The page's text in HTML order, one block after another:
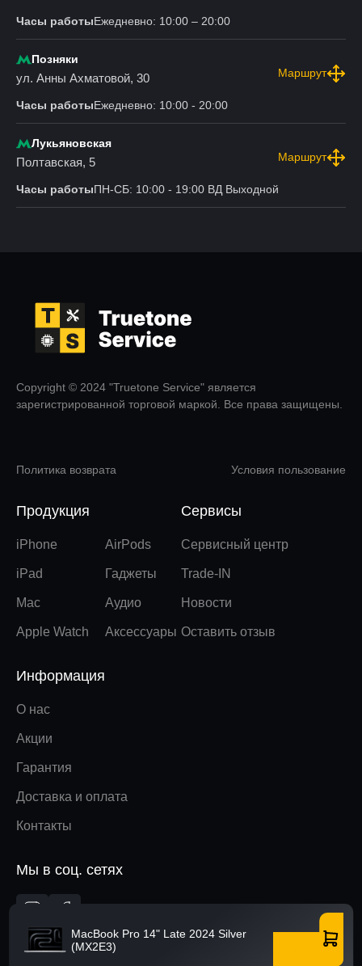
MacBook Pro 14" Late 2024 Silver
(MX2E3)
Часы работыЕжедневно: 10:00 – 20:00
Позняки
ул. Анны Ахматовой, 30 Маршрут
Часы работыЕжедневно: 10:00 - 20:00
Лукьяновская
Полтавская, 5 Маршрут
Часы работыПН-СБ: 10:00 - 19:00 ВД Выходной
Copyright © 2024 "Truetone Service" является
зарегистрированной торговой маркой. Все права защищены.
Политика возврата Условия пользование
Продукция
iPhone
iPad
Mac
Apple Watch
AirPods
Гаджеты
Аудио
Аксессуары
Сервисы
Сервисный центр
Trade-IN
Новости
Оставить отзыв
Информация
О нас
Акции
Гарантия
Доставка и оплата
Контакты
Мы в соц. сетях
Вверх